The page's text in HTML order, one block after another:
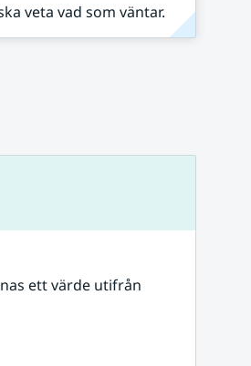
veta vad som väntar.
ett värde utifrån